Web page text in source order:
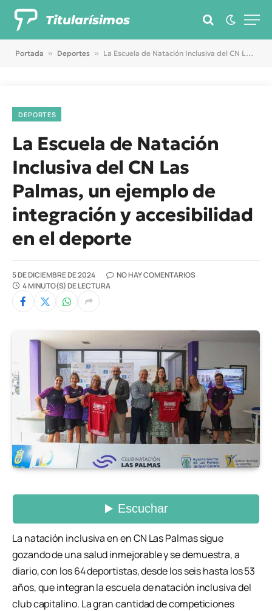
Titularísimos
Portada » Deportes » La Escuela de Natación Inclusiva del CN Las Palmas, un ejemplo de integración y accesibilidad en el deporte
DEPORTES
La Escuela de Natación
Inclusiva del CN Las
Palmas, un ejemplo de
integración y accesibilidad
en el deporte
5 DE DICIEMBRE DE 2024
NO HAY COMENTARIOS
4 MINUTO(S) DE LECTURA
La natación inclusiva en en CN Las Palmas sigue
gozando de una salud inmejorable y se demuestra, a
diario, con los 64 deportistas, desde los seis hasta los 53
años, que integran la escuela de natación inclusiva del
club capitalino. La gran cantidad de competiciones